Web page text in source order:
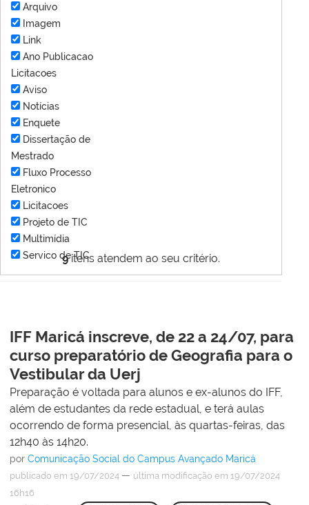
9itens atendem ao seu critério.
Arquivo
Imagem
Link
Ano Publicacao
Licitacoes
Aviso
Notícias
Enquete
Dissertação de
Mestrado
Fluxo Processo
Eletronico
Licitacoes
Projeto de TIC
Multimídia
Servico de TIC
IFF Maricá inscreve, de 22 a 24/07, para
curso preparatório de Geografia para o
Vestibular da Uerj
Preparação é voltada para alunos e ex-alunos do IFF,
além de estudantes da rede estadual, e terá aulas
ocorrendo de forma presencial, às quartas-feiras, das
12h40 às 14h20.
por Comunicação Social do Campus Avançado Maricá
publicado em 19/07/2024 — última modificação em 19/07/2024
16h16